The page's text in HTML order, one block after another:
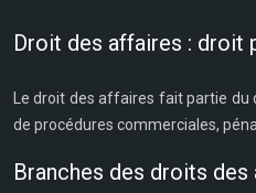
Droit des affaires : droit
Le droit des affaires fait partie du
de procédures commerciales,
Branches des droits des